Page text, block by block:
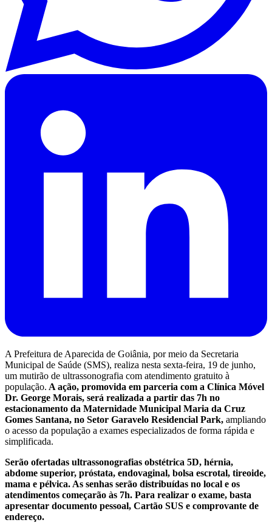
A Prefeitura de Aparecida de Goiânia, por meio da Secretaria
Municipal de Saúde (SMS), realiza nesta sexta-feira, 19 de junho,
um mutirão de ultrassonografia com atendimento gratuito à
população. A ação, promovida em parceria com a Clínica Móvel
Dr. George Morais, será realizada a partir das 7h no
estacionamento da Maternidade Municipal Maria da Cruz
Gomes Santana, no Setor Garavelo Residencial Park, ampliando
o acesso da população a exames especializados de forma rápida e
simplificada.
Serão ofertadas ultrassonografias obstétrica 5D, hérnia,
abdome superior, próstata, endovaginal, bolsa escrotal, tireoide,
mama e pélvica. As senhas serão distribuídas no local e os
atendimentos começarão às 7h. Para realizar o exame, basta
apresentar documento pessoal, Cartão SUS e comprovante de
endereço.